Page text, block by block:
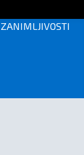
ZANIMLJIVOSTI